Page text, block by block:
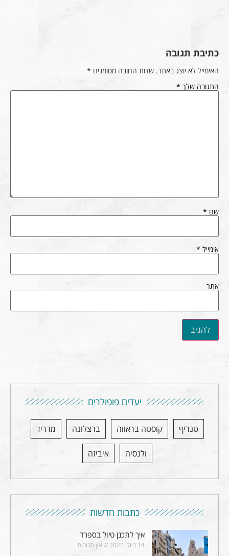
כתיבת תגובה
האימייל לא יוצג באתר. שדות החובה מסומנים *
התגובה שלך *
שם *
אימייל *
אתר
יעדים פופולרים
טנריף קוסטה בראווה ברצלונה מדריד
ולנסיה איביזה
כתבות חדשות
איך לתכנן טיול בספרד
14 ביולי 2025 אין תגובות